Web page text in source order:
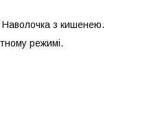
Наволочка з кишенею.
режимі.